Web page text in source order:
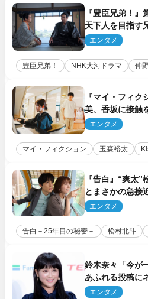
『豊臣兄弟！』
天下人を目指す
議”へ
エンタメ
豊臣兄弟！ NHK大河ドラマ 仲
『マイ・フィ
美、香坂に接触
エンタメ
マイ・フィクション 玉森裕太
『告白』“爽太”
とまさかの急接
は」「いいの!?
エンタメ
告白－25年目の秘密－ 松村北斗
鈴木奈々「今が
あふれる投稿に
集を出して欲し
エンタメ